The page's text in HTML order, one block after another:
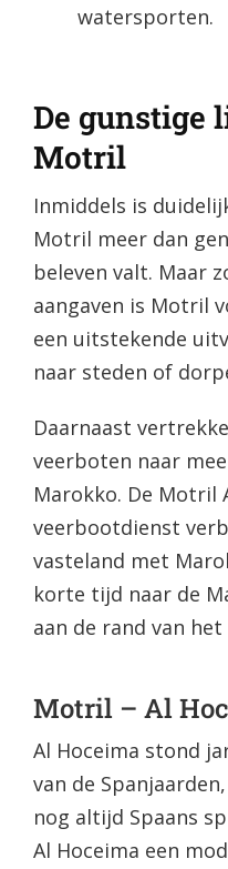
watersporten.
De gunstige
Motril
Inmiddels is
Motril meer dan
beleven valt. Maar
aangaven is Motril
een uitstekende
naar steden of
Daarnaast
veerboten naar
Marokko. De Motril
veerbootdienst
vasteland met
korte tijd naar de
aan de rand van
Motril – Al
Al Hoceima stond
van de
nog altijd Spaans
Al Hoceima een